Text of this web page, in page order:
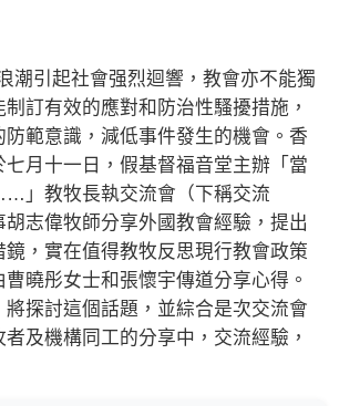
引起社會强烈迴響，教會亦不能獨
訂有效的應對和防治性騷擾措施，
範意識，減低事件發生的機會。香
月十一日，假基督福音堂主辦「當
」教牧長執交流會（下稱交流
志偉牧師分享外國教會經驗，提出
鏡，實在值得教牧反思現行教會政策
曉彤女士和張懷宇傳道分享心得。
將探討這個話題，並綜合是次交流會
及機構同工的分享中，交流經驗，